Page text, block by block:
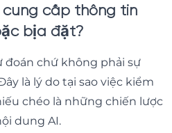
cung cấp thông tin
bịa đặt?
đoán chứ không phải sự
là lý do tại sao việc kiểm
chéo là những chiến lược
dung AI.